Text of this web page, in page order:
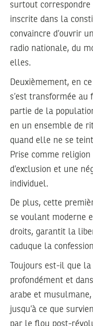
surtout correspondre
inscrite dans la
convaincre d’ouvrir
radio nationale, du
elles.
Deuxièmement, en
s’est transformée
partie de la
en un ensemble de
quand elle ne se
Prise comme
d’exclusion et une
individuel.
De plus, cette
se voulant moderne
droits, garantit la
caduque la
Toujours est-il que
profondément et
arabe et
jusqu’à ce que
par le flou post-